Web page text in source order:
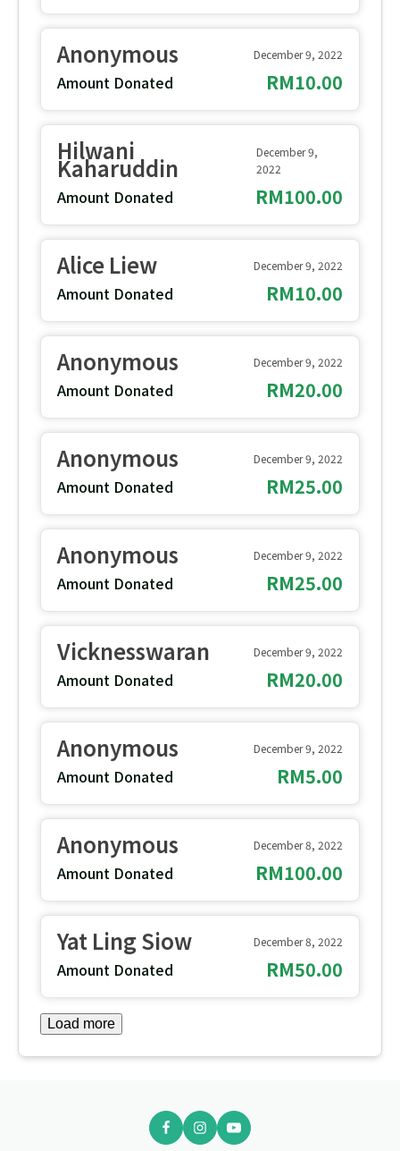
Anonymous December 9, 2022
Amount Donated RM10.00
Hilwani
Kaharuddin
December 9,
2022
Amount Donated RM100.00
Alice Liew December 9, 2022
Amount Donated RM10.00
Anonymous December 9, 2022
Amount Donated RM20.00
Anonymous December 9, 2022
Amount Donated RM25.00
Anonymous December 9, 2022
Amount Donated RM25.00
Vicknesswaran December 9, 2022
Amount Donated RM20.00
Anonymous December 9, 2022
Amount Donated RM5.00
Anonymous December 8, 2022
Amount Donated RM100.00
Yat Ling Siow December 8, 2022
Amount Donated RM50.00
Load more